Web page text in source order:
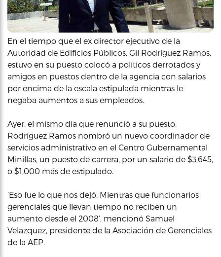
En el tiempo que el ex director ejecutivo de la
Autoridad de Edificios Públicos, Gil Rodríguez Ramos,
estuvo en su puesto colocó a políticos derrotados y
amigos en puestos dentro de la agencia con salarios
por encima de la escala estipulada mientras le
negaba aumentos a sus empleados.
Ayer, el mismo día que renunció a su puesto,
Rodríguez Ramos nombró un nuevo coordinador de
servicios administrativo en el Centro Gubernamental
Minillas, un puesto de carrera, por un salario de $3,645,
o $1,000 más de estipulado.
‘Eso fue lo que nos dejó. Mientras que funcionarios
gerenciales que llevan tiempo no reciben un
aumento desde el 2008’, mencionó Samuel
Velazquez, presidente de la Asociación de Gerenciales
de la AEP.